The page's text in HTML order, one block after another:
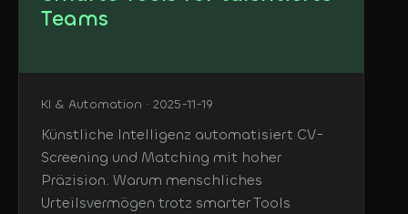
Teams
KI & Automation · 2025-11-19
Künstliche Intelligenz automatisiert CV-
Screening und Matching mit hoher
Präzision. Warum menschliches
Urteilsvermögen trotz smarter Tools